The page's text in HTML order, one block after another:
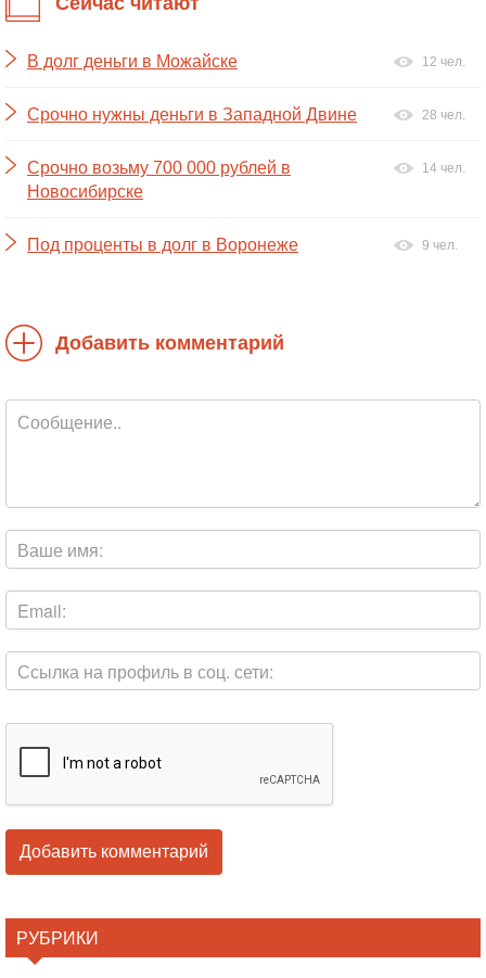
В долг деньги в Можайске 12 чел.
Срочно нужны деньги в Западной Двине 28 чел.
Срочно возьму 700 000 рублей в
Новосибирске
14 чел.
Под проценты в долг в Воронеже 9 чел.
Добавить комментарий
РУБРИКИ